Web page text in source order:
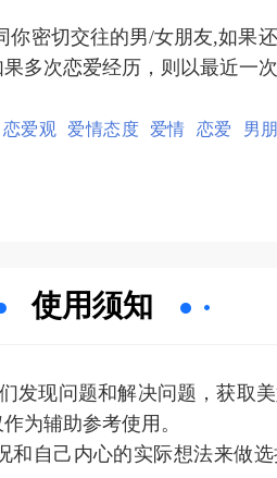
你密切交往的男/女朋友,如果
多次恋爱经历，则以最近一次
恋爱观 爱情态度 爱情 恋爱 男
使用须知
发现问题和解决问题，获取
为辅助参考使用。
和自己内心的实际想法来做